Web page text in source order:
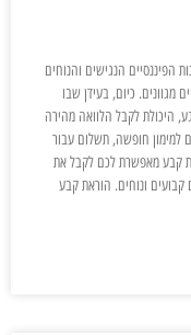
הפיננסיים הנגישים והנוחים
מגוונים. כיום, בעידן שבו
היכולת לקבל הלוואה מהירה
למימון חופשה, תשלום עבור
קבע מאפשרת לכם לקבל את
ונוחים. הוראת קבע